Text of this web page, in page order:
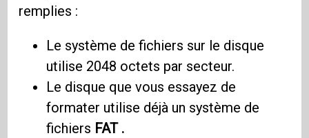
remplies :
Le système de fichiers sur le disque
utilise 2048 octets par secteur.
Le disque que vous essayez de
formater utilise déjà un système de
fichiers FAT .